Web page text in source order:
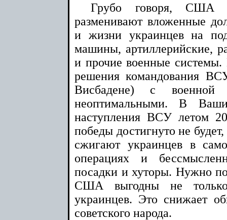
Грубо говоря, США
разменивают вложенные
и жизни украинцев на
машины, артиллерийские,
и прочие военные
решения командования
Висбадене) с военной
неоптимальными. В
наступления ВСУ летом
победы достигнуто не
сжигают украинцев в
операциях и
посадки и хуторы. Нужно
США выгодны не
украинцев. Это снижает
советского народа.